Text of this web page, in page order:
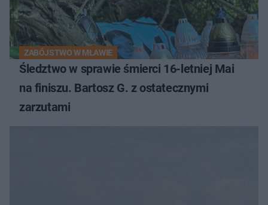
ZABÓJSTWO W MŁAWIE
Śledztwo w sprawie śmierci 16-letniej Mai
na finiszu. Bartosz G. z ostatecznymi
zarzutami